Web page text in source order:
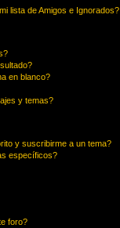
lista de Amigos e Ignorados?
en blanco?
y temas?
y suscribirme a un tema?
específicos?
foro?